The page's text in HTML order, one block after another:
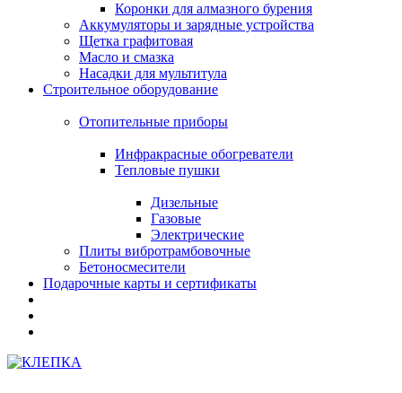
Коронки для алмазного бурения
Аккумуляторы и зарядные устройства
Щетка графитовая
Масло и смазка
Насадки для мультитула
Строительное оборудование
Отопительные приборы
Инфракрасные обогреватели
Тепловые пушки
Дизельные
Газовые
Электрические
Плиты вибротрамбовочные
Бетоносмесители
Подарочные карты и сертификаты